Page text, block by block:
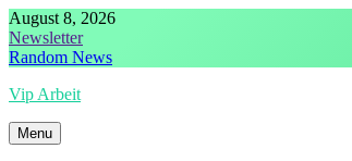
Skip
to
content
August 8, 2026
Newsletter
Random News
Vip Arbeit
Menu